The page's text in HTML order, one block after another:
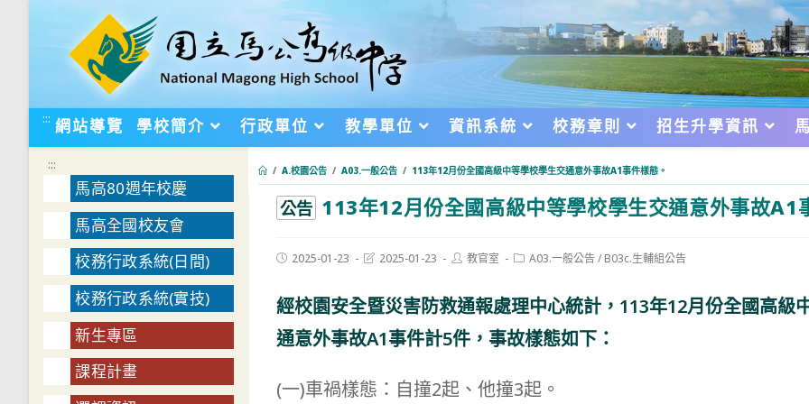
::: 網站導覽 學校簡介 行政單位 教學單位 資訊系統 校務章則 招生升學資訊
/ A.校園公告 / A03.一般公告 / 113年12月份全國高級中等學校學生交通意外事故A1事件樣態。
公告 113年12月份全國高級中等學校學生交通意外事故A1
Post2025-01-23
Post2025-01-23
Post教官室
PostA03.一般公告/ B03c.生輔組公告
經校園安全暨災害防救通報處理中心統計，113年12月份全國高級
通意外事故A1事件計5件，事故樣態如下：
(一)車禍樣態：自撞2起、他撞3起。
:::
馬高80週年校慶
馬高全國校友會
校務行政系統(日間)
校務行政系統(實技)
新生專區
課程計畫